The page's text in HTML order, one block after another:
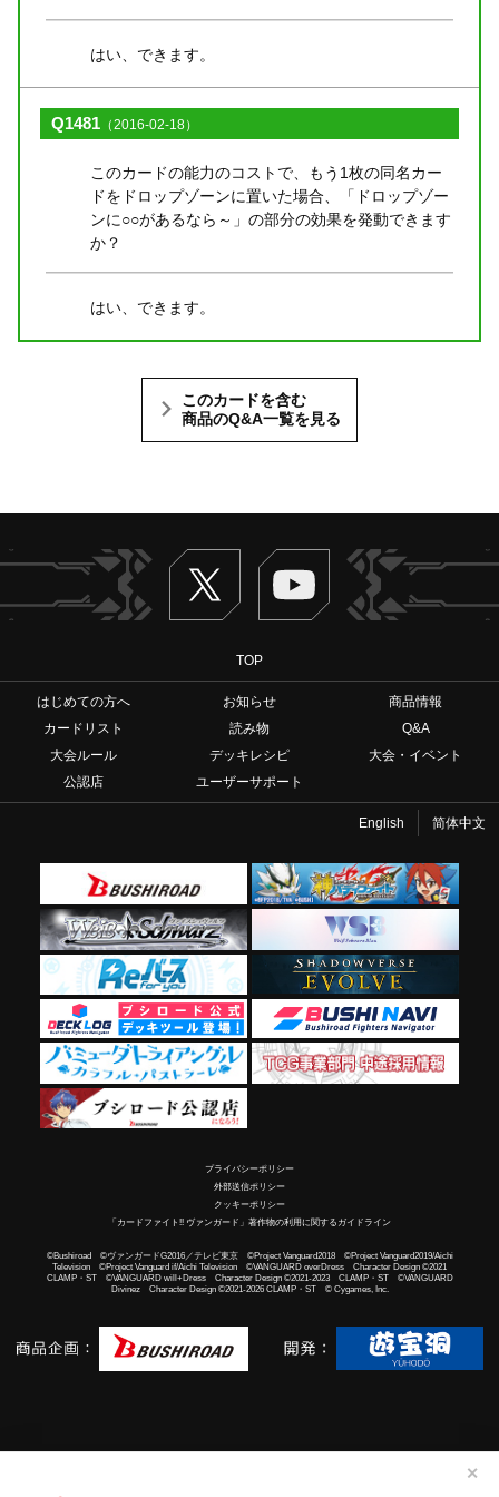
✕
はい、できます。
Q1481 （2016-02-18）
このカードの能力のコストで、もう1枚の同名カー
ドをドロップゾーンに置いた場合、「ドロップゾー
ンに○○があるなら～」の部分の効果を発動できます
か？
はい、できます。
このカードを含む
商品のQ&A一覧を見る
Twitter ヴァンガードch
TOP
はじめての方へ お知らせ
商品情報
カードリスト
読み物
Q&A
大会ルール
デッキレシピ
大会・イベント
公認店
ユーザーサポート
English 简体中文
プライバシーポリシー
外部送信ポリシー
クッキーポリシー
「カードファイト!! ヴァンガード」著作物の利用に関するガイドライン
©Bushiroad ©ヴァンガードG2016／テレビ東京 ©Project Vanguard2018 ©Project Vanguard2019/Aichi
Television ©Project Vanguard if/Aichi Television ©VANGUARD overDress Character Design ©2021
CLAMP・ST ©VANGUARD will+Dress Character Design ©2021-2023 CLAMP・ST ©VANGUARD
Divinez Character Design ©2021-2026 CLAMP・ST © Cygames, Inc.